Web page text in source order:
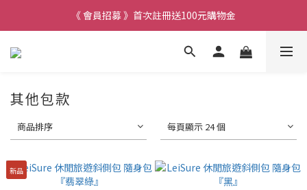
《 會員招募 》首次註冊送100元購物金
其他包款
商品排序 每頁顯示 24 個
新品